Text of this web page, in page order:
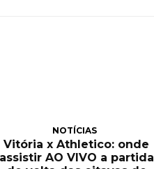
NOTÍCIAS
Vitória x Athletico: onde
assistir AO VIVO a partida